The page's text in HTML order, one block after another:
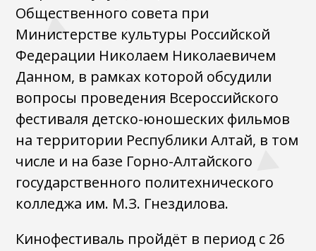
Общественного совета при
Министерстве культуры Российской
Федерации Николаем Николаевичем
Данном, в рамках которой обсудили
вопросы проведения Всероссийского
фестиваля детско-юношеских фильмов
на территории Республики Алтай, в том
числе и на базе Горно-Алтайского
государственного политехнического
колледжа им. М.З. Гнездилова.
Кинофестиваль пройдёт в период с 26